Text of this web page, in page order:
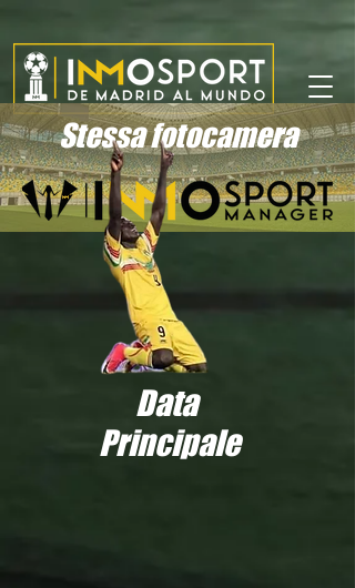
Stessa fotocamera
Data
Principale